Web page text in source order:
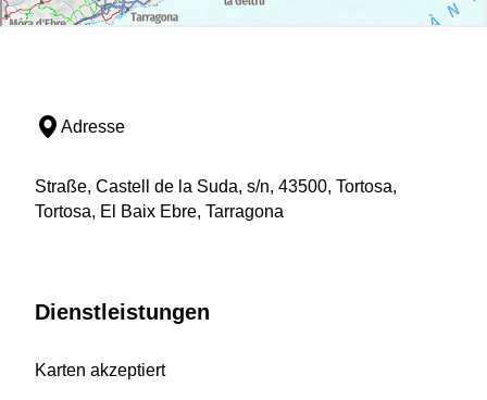
Adresse
Straße, Castell de la Suda, s/n, 43500, Tortosa,
Tortosa, El Baix Ebre, Tarragona
Dienstleistungen
Karten akzeptiert